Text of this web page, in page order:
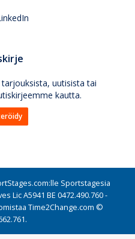
uutisista tai
kautta.
Sportstagesia
Lic A5941 BE 0472.490.760 -
Time2Change.com ©